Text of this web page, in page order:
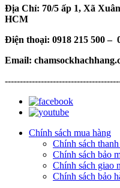
Địa Chỉ: 70/5 ấp 1, Xã
HCM
Điện thoại: 0918 215 500 –
Email:
Chính sách mua hàng
Chính sách
Chính sách bảo
Chính sách giao
Chính sách bảo